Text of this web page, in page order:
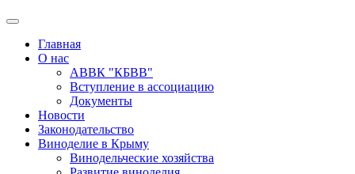
Главная
О нас
АВВК "КБВВ"
Вступление в ассоциацию
Документы
Новости
Законодательство
Виноделие в Крыму
Винодельческие хозяйства